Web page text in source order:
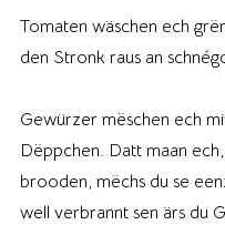
Tomaten wäschen ech
den Stronk raus an
Gewürzer mëschen ech
Dëppchen. Datt maan
brooden, mëchs du se
well verbrannt sen ärs du